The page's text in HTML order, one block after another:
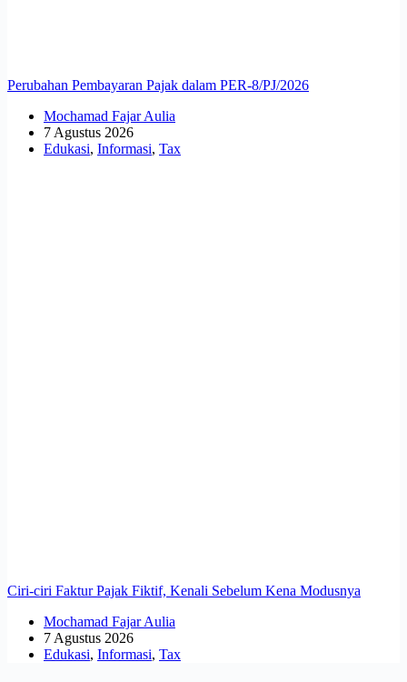
Perubahan Pembayaran Pajak dalam PER-8/PJ/2026
Mochamad Fajar Aulia
7 Agustus 2026
Edukasi, Informasi, Tax
Ciri-ciri Faktur Pajak Fiktif, Kenali Sebelum Kena Modusnya
Mochamad Fajar Aulia
7 Agustus 2026
Edukasi, Informasi, Tax